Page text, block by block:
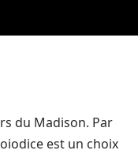
du Madison. Par
est un choix